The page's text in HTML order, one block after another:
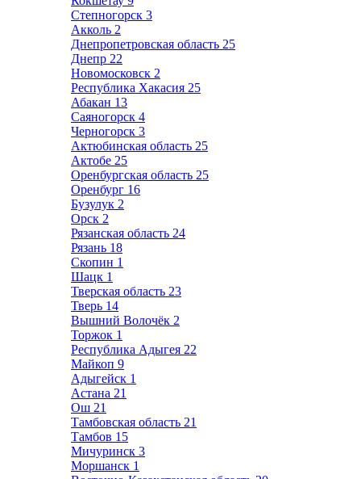
Степногорск 3
Акколь 2
Днепропетровская область 25
Днепр 22
Новомосковск 2
Республика Хакасия 25
Абакан 13
Саяногорск 4
Черногорск 3
Актюбинская область 25
Актобе 25
Оренбургская область 25
Оренбург 16
Бузулук 2
Орск 2
Рязанская область 24
Рязань 18
Скопин 1
Шацк 1
Тверская область 23
Тверь 14
Вышний Волочёк 2
Торжок 1
Республика Адыгея 22
Майкоп 9
Адыгейск 1
Астана 21
Ош 21
Тамбовская область 21
Тамбов 15
Мичуринск 3
Моршанск 1